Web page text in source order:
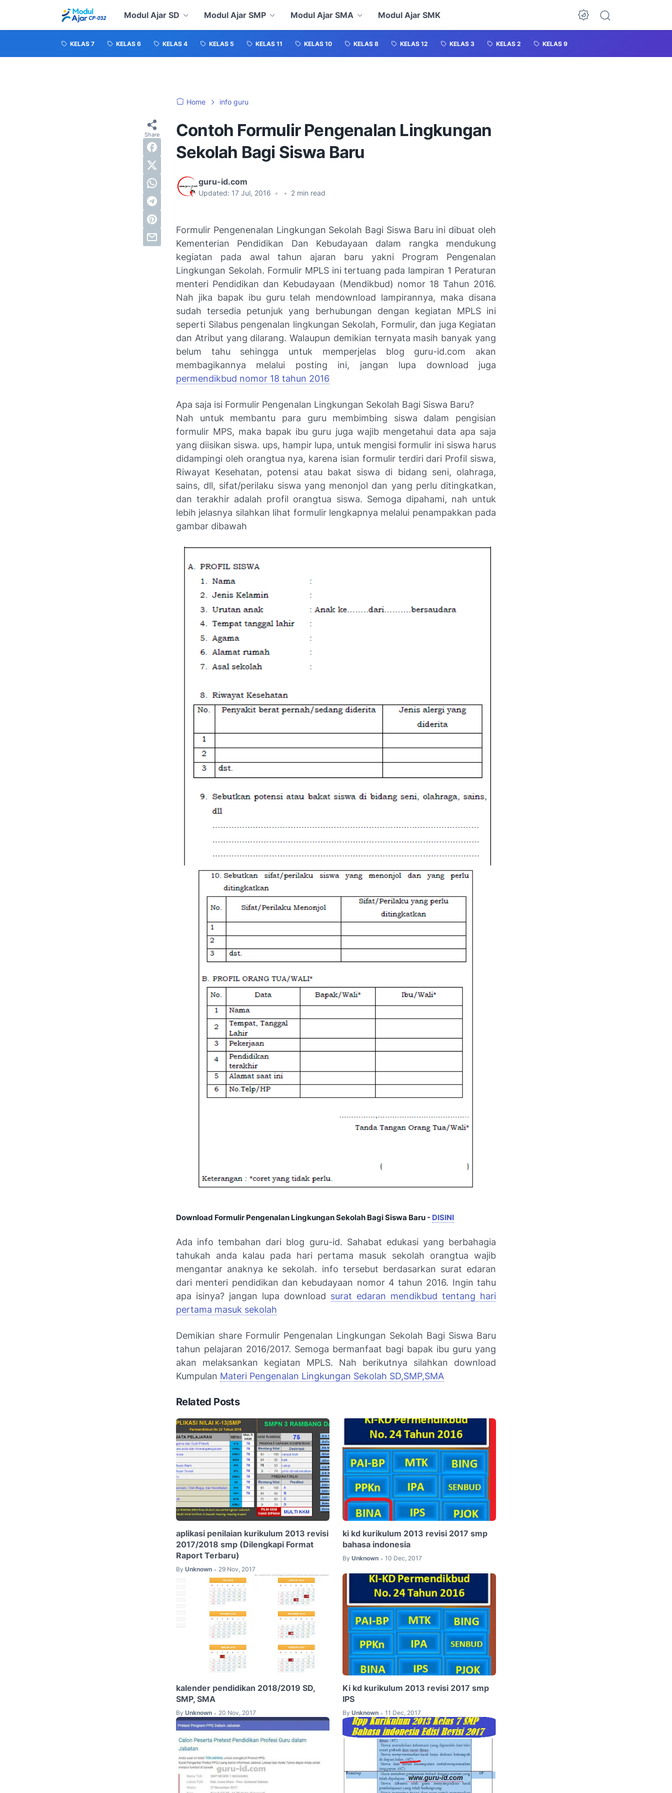
Modul Ajar SD Modul Ajar SMP Modul Ajar SMA Modul Ajar SMK
KELAS 7 KELAS 6 KELAS 4 KELAS 5 KELAS 11 KELAS 10 KELAS 8 KELAS 12 KELAS 3 KELAS 2 KELAS 9
Home info guru
Contoh Formulir Pengenalan Lingkungan
Sekolah Bagi Siswa Baru
guru-id.com
Updated: 17 Jul, 2016 • • 2 min read
Formulir Pengenenalan Lingkungan Sekolah Bagi Siswa Baru ini dibuat oleh
Kementerian Pendidikan Dan Kebudayaan dalam rangka mendukung
kegiatan pada awal tahun ajaran baru yakni Program Pengenalan
Lingkungan Sekolah. Formulir MPLS ini tertuang pada lampiran 1 Peraturan
menteri Pendidikan dan Kebudayaan (Mendikbud) nomor 18 Tahun 2016.
Nah jika bapak ibu guru telah mendownload lampirannya, maka disana
sudah tersedia petunjuk yang berhubungan dengan kegiatan MPLS ini
seperti Silabus pengenalan lingkungan Sekolah, Formulir, dan juga Kegiatan
dan Atribut yang dilarang. Walaupun demikian ternyata masih banyak yang
belum tahu sehingga untuk memperjelas blog guru-id.com akan
membagikannya melalui posting ini, jangan lupa download juga
permendikbud nomor 18 tahun 2016
Apa saja isi Formulir Pengenalan Lingkungan Sekolah Bagi Siswa Baru?
Nah untuk membantu para guru membimbing siswa dalam pengisian
formulir MPS, maka bapak ibu guru juga wajib mengetahui data apa saja
yang diisikan siswa. ups, hampir lupa, untuk mengisi formulir ini siswa harus
didampingi oleh orangtua nya, karena isian formulir terdiri dari Profil siswa,
Riwayat Kesehatan, potensi atau bakat siswa di bidang seni, olahraga,
sains, dll, sifat/perilaku siswa yang menonjol dan yang perlu ditingkatkan,
dan terakhir adalah profil orangtua siswa. Semoga dipahami, nah untuk
lebih jelasnya silahkan lihat formulir lengkapnya melalui penampakkan pada
gambar dibawah
Download Formulir Pengenalan Lingkungan Sekolah Bagi Siswa Baru - DISINI
Ada info tembahan dari blog guru-id. Sahabat edukasi yang berbahagia
tahukah anda kalau pada hari pertama masuk sekolah orangtua wajib
mengantar anaknya ke sekolah. info tersebut berdasarkan surat edaran
dari menteri pendidikan dan kebudayaan nomor 4 tahun 2016. Ingin tahu
apa isinya? jangan lupa download surat edaran mendikbud tentang hari
pertama masuk sekolah
Demikian share Formulir Pengenalan Lingkungan Sekolah Bagi Siswa Baru
tahun pelajaran 2016/2017. Semoga bermanfaat bagi bapak ibu guru yang
akan melaksankan kegiatan MPLS. Nah berikutnya silahkan download
Kumpulan Materi Pengenalan Lingkungan Sekolah SD,SMP,SMA
Related Posts
aplikasi penilaian kurikulum 2013 revisi
2017/2018 smp (Dilengkapi Format
Raport Terbaru)
By Unknown • 29 Nov, 2017
ki kd kurikulum 2013 revisi 2017 smp
bahasa indonesia
By Unknown • 10 Dec, 2017
kalender pendidikan 2018/2019 SD,
SMP, SMA
By Unknown • 20 Nov, 2017
Ki kd kurikulum 2013 revisi 2017 smp
IPS
By Unknown • 11 Dec, 2017